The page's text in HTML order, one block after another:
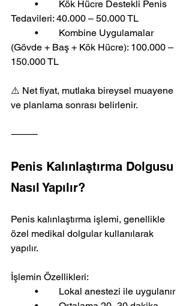
Tedavileri: 40.000 – 50.000 TL
(Gövde + Baş + Kök Hücre): 100.000 –
150.000 TL
⚠️ Net fiyat, mutlaka bireysel muayene
ve planlama sonrası belirlenir.
⸻
Penis Kalınlaştırma Dolgusu
Nasıl Yapılır?
Penis kalınlaştırma işlemi, genellikle
özel medikal dolgular kullanılarak
yapılır.
İşlemin Özellikleri:
	•	Lokal anestezi ile uygulanır